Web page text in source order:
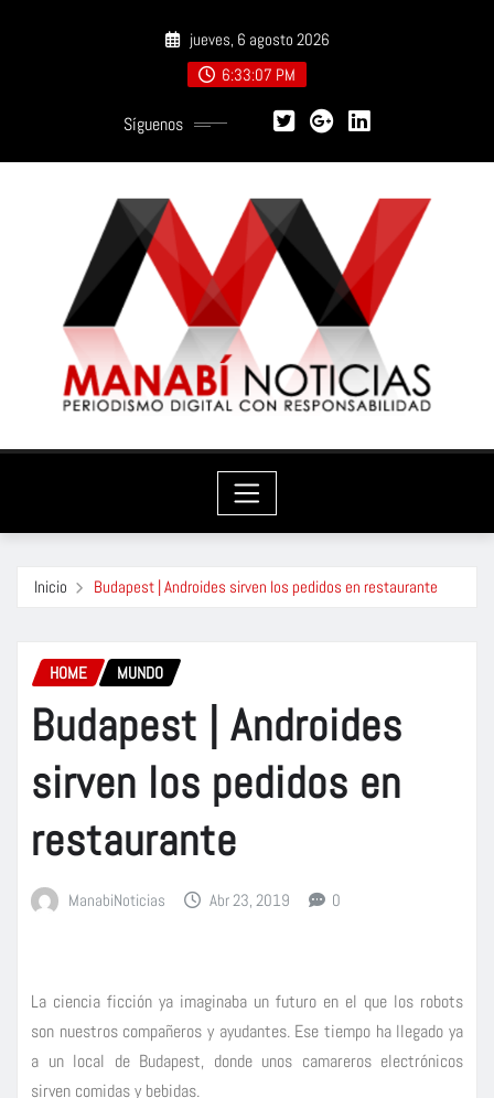
jueves, 6 agosto 2026
6:33:08 PM
Síguenos
Inicio Budapest | Androides sirven los pedidos en restaurante
HOME MUNDO
Budapest | Androides
sirven los pedidos en
restaurante
ManabiNoticias Abr 23, 2019 0
La ciencia ficción ya imaginaba un futuro en el que los robots
son nuestros compañeros y ayudantes. Ese tiempo ha llegado ya
a un local de Budapest, donde unos camareros electrónicos
sirven comidas y bebidas.